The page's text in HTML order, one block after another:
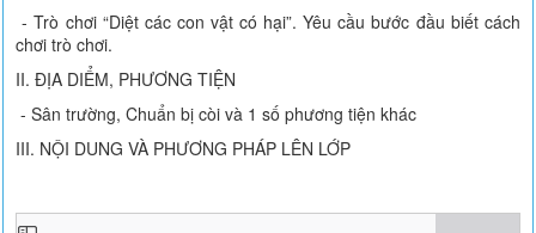
- Trò chơi “Diệt các con vật có hại”. Yêu cầu bước đầu biết cách
chơi trò chơi.
II. ĐỊA DIỂM, PHƯƠNG TIỆN
- Sân trường, Chuẩn bị còi và 1 số phương tiện khác
III. NỘI DUNG VÀ PHƯƠNG PHÁP LÊN LỚP